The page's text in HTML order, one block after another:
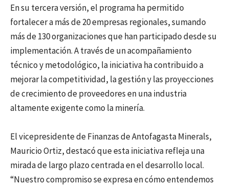
En su tercera versión, el programa ha permitido
fortalecer a más de 20 empresas regionales, sumando
más de 130 organizaciones que han participado desde su
implementación. A través de un acompañamiento
técnico y metodológico, la iniciativa ha contribuido a
mejorar la competitividad, la gestión y las proyecciones
de crecimiento de proveedores en una industria
altamente exigente como la minería.
El vicepresidente de Finanzas de Antofagasta Minerals,
Mauricio Ortiz, destacó que esta iniciativa refleja una
mirada de largo plazo centrada en el desarrollo local.
“Nuestro compromiso se expresa en cómo entendemos